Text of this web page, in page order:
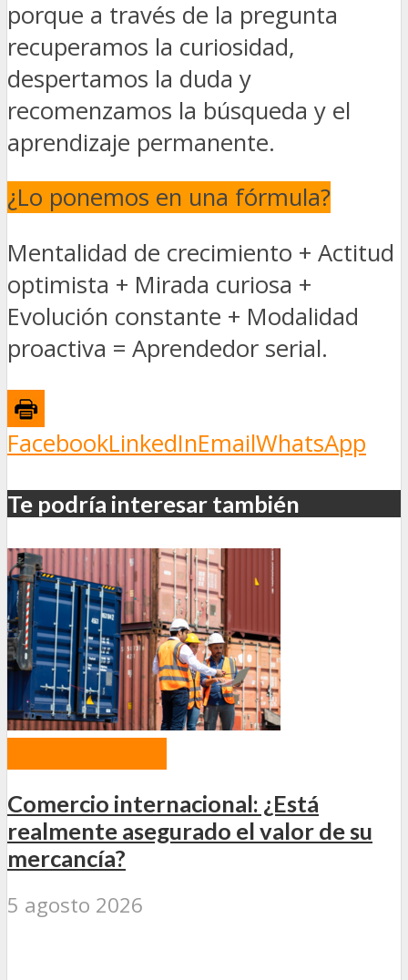
porque a través de la pregunta
recuperamos la curiosidad,
despertamos la duda y
recomenzamos la búsqueda y el
aprendizaje permanente.
¿Lo ponemos en una fórmula?
Mentalidad de crecimiento + Actitud
optimista + Mirada curiosa +
Evolución constante + Modalidad
proactiva = Aprendedor serial.
FacebookLinkedInEmailWhatsApp
Te podría interesar también
Comercio internacional: ¿Está
realmente asegurado el valor de su
mercancía?
5 agosto 2026